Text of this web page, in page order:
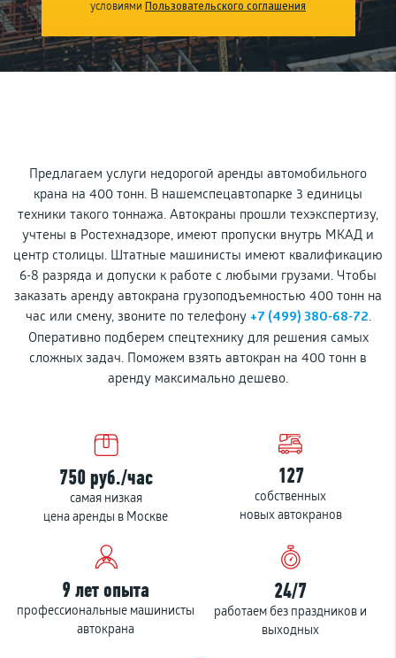
условиями Пользовательского соглашения
Предлагаем услуги недорогой аренды автомобильного
крана на 400 тонн. В нашемспецавтопарке 3 единицы
техники такого тоннажа. Автокраны прошли техэкспертизу,
учтены в Ростехнадзоре, имеют пропуски внутрь МКАД и
центр столицы. Штатные машинисты имеют квалификацию
6-8 разряда и допуски к работе с любыми грузами. Чтобы
заказать аренду автокрана грузоподъемностью 400 тонн на
час или смену, звоните по телефону +7 (499) 380-68-72.
Оперативно подберем спецтехнику для решения самых
сложных задач. Поможем взять автокран на 400 тонн в
аренду максимально дешево.
750 руб./час
самая низкая
цена аренды в Москве
127
собственных
новых автокранов
9 лет опыта
профессиональные машинисты
автокрана
24/7
работаем без праздников и
выходных